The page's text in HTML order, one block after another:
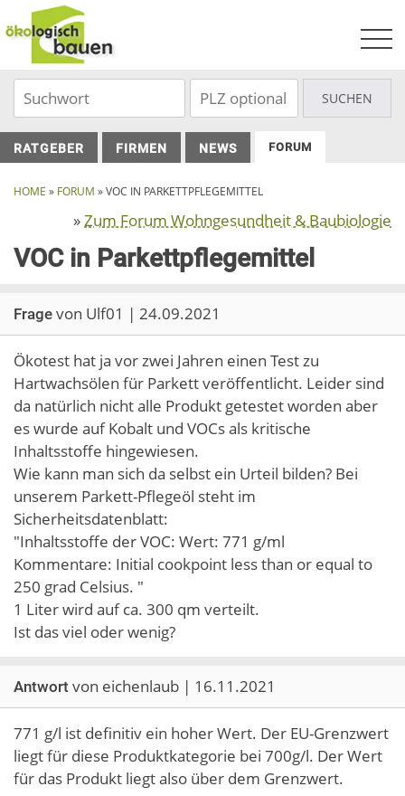
to
content
RATGEBER FIRMEN NEWS FORUM
HOME » FORUM »VOC IN PARKETTPFLEGEMITTEL
»Zum Forum Wohngesundheit & Baubiologie
VOC in Parkettpflegemittel
Frage von Ulf01 | 24.09.2021
Ökotest hat ja vor zwei Jahren einen Test zu
Hartwachsölen für Parkett veröffentlicht. Leider sind
da natürlich nicht alle Produkt getestet worden aber
es wurde auf Kobalt und VOCs als kritische
Inhaltsstoffe hingewiesen.
Wie kann man sich da selbst ein Urteil bilden? Bei
unserem Parkett-Pflegeöl steht im
Sicherheitsdatenblatt:
"Inhaltsstoffe der VOC: Wert: 771 g/ml
Kommentare: Initial cookpoint less than or equal to
250 grad Celsius. "
1 Liter wird auf ca. 300 qm verteilt.
Ist das viel oder wenig?
Antwort von eichenlaub | 16.11.2021
771 g/l ist definitiv ein hoher Wert. Der EU-Grenzwert
liegt für diese Produktkategorie bei 700g/l. Der Wert
für das Produkt liegt also über dem Grenzwert.